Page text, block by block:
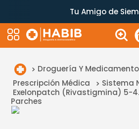
Tu Amigo de
Droguería Y
Prescripción Médica
Sistema
Exelonpatch (Rivastigmina) 5-
Parches